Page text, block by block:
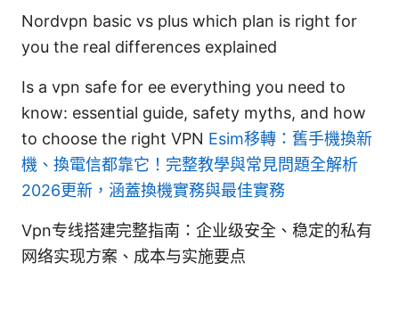
Nordvpn basic vs plus which plan is right for
you the real differences explained
Is a vpn safe for ee everything you need to
know: essential guide, safety myths, and how
to choose the right VPN Esim移轉：舊手機換新
機、換電信都靠它！完整教學與常見問題全解析
2026更新，涵蓋換機實務與最佳實務
Vpn专线搭建完整指南：企业级安全、稳定的私有
网络实现方案、成本与实施要点